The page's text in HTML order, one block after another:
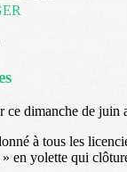
ce dimanche de juin
à tous les
en yolette qui